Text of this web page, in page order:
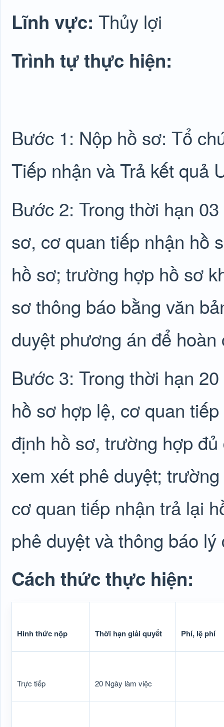
Lĩnh vực: Thủy lợi
Trình tự thực hiện:
Bước 1: Nộp hồ sơ: Tổ
Tiếp nhận và Trả kết quả
Bước 2: Trong thời hạn
sơ, cơ quan tiếp nhận hồ
hồ sơ; trường hợp hồ sơ
sơ thông báo bằng văn
duyệt phương án để
Bước 3: Trong thời hạn
hồ sơ hợp lệ, cơ quan
định hồ sơ, trường hợp
xem xét phê duyệt;
cơ quan tiếp nhận trả lại
phê duyệt và thông báo
Cách thức thực hiện:
Hình thức nộp Thời hạn giải quyết Phí, lệ phí
Trực tiếp 20 Ngày làm việc